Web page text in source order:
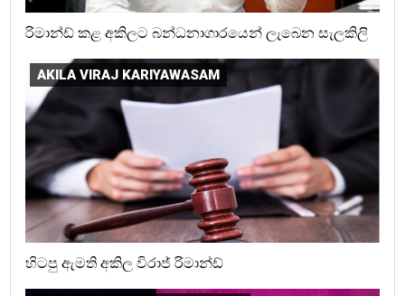
රිමාන්ඩ් කළ අකිලට බන්ධනාගාරයෙන් ලැබෙන සැලකිලි
AKILA VIRAJ KARIYAWASAM
හිටපු ඇමති අකිල විරාජ් රිමාන්ඩ්